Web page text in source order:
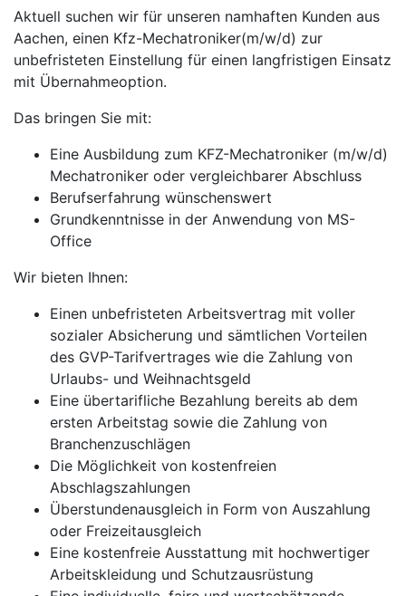
Aktuell suchen wir für unseren namhaften Kunden aus
Aachen, einen Kfz-Mechatroniker(m/w/d) zur
unbefristeten Einstellung für einen langfristigen Einsatz
mit Übernahmeoption.
Das bringen Sie mit:
Eine Ausbildung zum KFZ-Mechatroniker (m/w/d)
Mechatroniker oder vergleichbarer Abschluss
Berufserfahrung wünschenswert
Grundkenntnisse in der Anwendung von MS-
Office
Wir bieten Ihnen:
Einen unbefristeten Arbeitsvertrag mit voller
sozialer Absicherung und sämtlichen Vorteilen
des GVP-Tarifvertrages wie die Zahlung von
Urlaubs- und Weihnachtsgeld
Eine übertarifliche Bezahlung bereits ab dem
ersten Arbeitstag sowie die Zahlung von
Branchenzuschlägen
Die Möglichkeit von kostenfreien
Abschlagszahlungen
Überstundenausgleich in Form von Auszahlung
oder Freizeitausgleich
Eine kostenfreie Ausstattung mit hochwertiger
Arbeitskleidung und Schutzausrüstung